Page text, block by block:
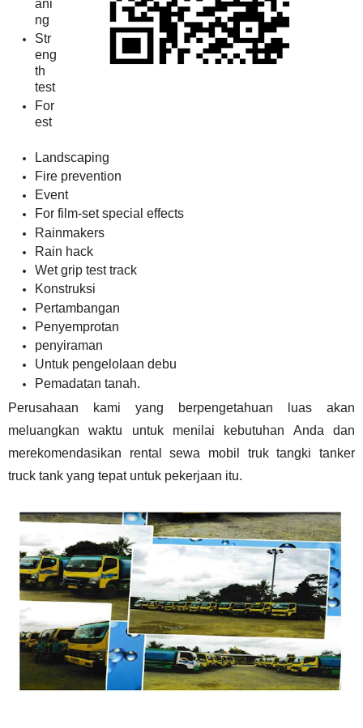
ani
ng
Str
eng
th
test
For
est
Landscaping
Fire prevention
Event
For film-set special effects
Rainmakers
Rain hack
Wet grip test track
Konstruksi
Pertambangan
Penyemprotan
penyiraman
Untuk pengelolaan debu
Pemadatan tanah.
Perusahaan kami yang berpengetahuan luas akan
meluangkan waktu untuk menilai kebutuhan Anda dan
merekomendasikan rentalsewa mobil truk tangkitanker
truck tank yang tepat untuk pekerjaan itu.